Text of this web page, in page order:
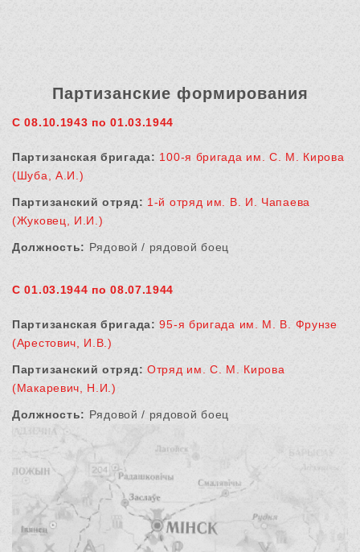
Партизанские формирования
С 08.10.1943 по 01.03.1944
Партизанская бригада: 100-я бригада им. С. М. Кирова
(Шуба, А.И.)
Партизанский отряд: 1-й отряд им. В. И. Чапаева
(Жуковец, И.И.)
Должность: Рядовой / рядовой боец
С 01.03.1944 по 08.07.1944
Партизанская бригада: 95-я бригада им. М. В. Фрунзе
(Арестович, И.В.)
Партизанский отряд: Отряд им. С. М. Кирова
(Макаревич, Н.И.)
Должность: Рядовой / рядовой боец